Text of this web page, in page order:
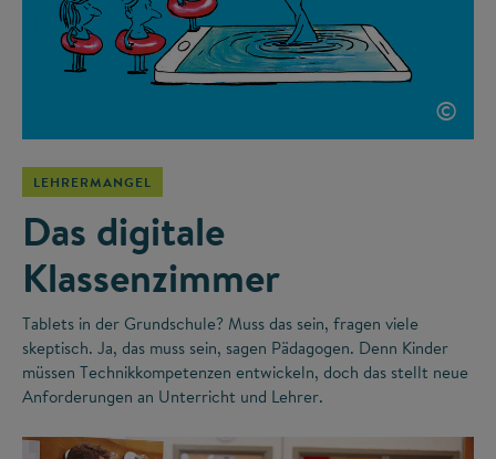
©
LEHRERMANGEL
Das digitale
Klassenzimmer
Tablets in der Grundschule? Muss das sein, fragen viele
skeptisch. Ja, das muss sein, sagen Pädagogen. Denn Kinder
müssen Technikkompetenzen entwickeln, doch das stellt neue
Anforderungen an Unterricht und Lehrer.